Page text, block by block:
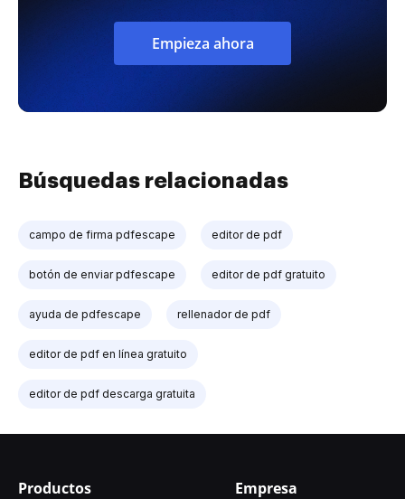
Empieza ahora
Búsquedas relacionadas
campo de firma pdfescape editor de pdf
botón de enviar pdfescape editor de pdf gratuito
ayuda de pdfescape rellenador de pdf
editor de pdf en línea gratuito
editor de pdf descarga gratuita
Productos Empresa